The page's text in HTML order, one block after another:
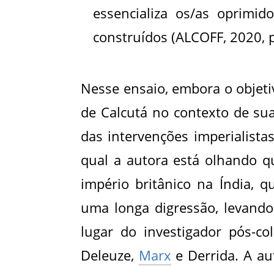
essencializa os/as
construídos (ALCOFF, 2020,
Nesse ensaio, embora o
de Calcutá no contexto de
das intervenções
qual a autora está olhando
império britânico na Índia,
uma longa digressão,
lugar do investigador pós-
Deleuze, Marx e Derrida. A